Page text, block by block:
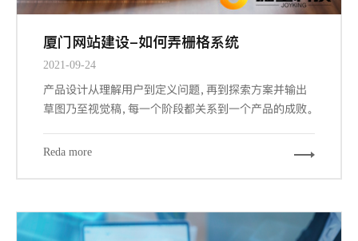
厦门网站建设-如何弄栅格系统
2021-09-24
产品设计从理解用户到定义问题，再到探索方案并输出
草图乃至视觉稿，每一个阶段都关系到一个产品的成败。
阶段，也是最大程度占据我们工作场景的内容。其中关键
Reda more